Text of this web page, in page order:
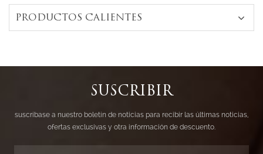
PRODUCTOS CALIENTES
SUSCRIBIR
suscríbase a nuestro boletín de noticias para recibir las últimas noticias,
ofertas exclusivas y otra información de descuento.